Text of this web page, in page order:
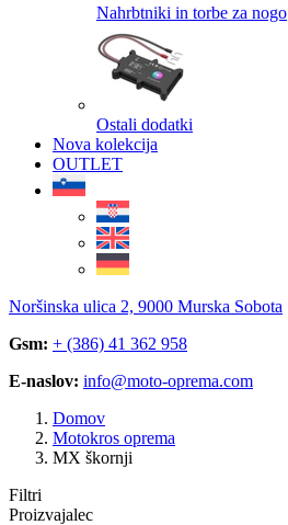
Nahrbtniki in torbe za nogo
Ostali dodatki
Nova kolekcija
OUTLET
Noršinska ulica 2, 9000 Murska Sobota
Gsm: + (386) 41 362 958
E-naslov: info@moto-oprema.com
Domov
Motokros oprema
MX škornji
Filtri
Proizvajalec